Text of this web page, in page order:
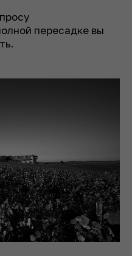
пересадке вы